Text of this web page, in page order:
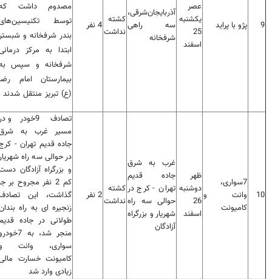
9 پژو با پراید
عصر
یکشنبه
25
اسفند
آذربایجان‌شرقی،
سه راهی
شرفخانه
کشته
نداشت
4 نفر
مصدوم داشت
توسط
بندر شرفخانه و
ابتدا به مرکز
شرفخانه و سپس
بیمارستان امام
(ع) تبریز منتقل شدند
10
7سواری،
وانت و
کامیونت
ظهر
دوشنبه
26
اسفند
غرب به شرق
جاده قدیم
تهران - کرج در
حوالی سه راه
شهریار و بزرگراه
آزادگان
کشته
نداشت2 نفر
تصادف 9خودرو
مسیر غرب به
جاده قدیم تهران -
در حوالی سه راه
و بزرگراه آزادگان
کم 2 نفر مجروح بر
گذاشت، این
زنجیره ای به راه
طولانی در جاده
منجر شد، به
سواری، وانت
کامیونت خسارت
زیادی وارد شد